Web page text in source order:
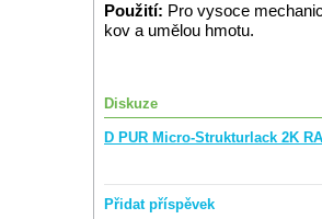
Použití: Pro vysoce
kov a umělou hmotu.
Diskuze
D PUR Micro-Strukturlack 2K
Přidat příspěvek